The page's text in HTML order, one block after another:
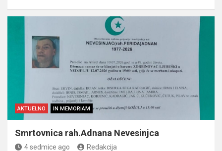
AKTUELNO IN MEMORIAM
Smrtovnica rah.Adnana Nevesinjca
4 sedmice ago Redakcija